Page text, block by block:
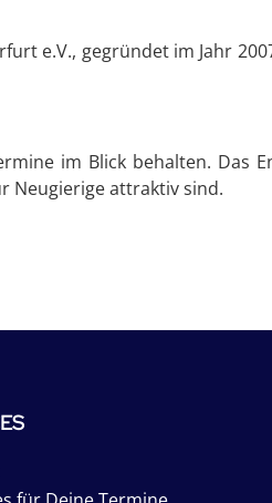
e.V., gegründet im Jahr
im Blick behalten. Das
Neugierige attraktiv sind.